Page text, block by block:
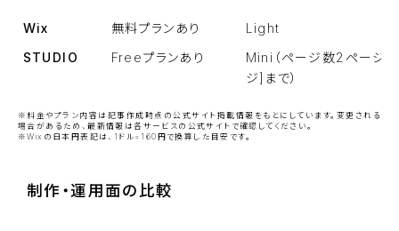
Wix 無料プランあり
Light
STUDIO
Freeプランあり
Mini（ページ数2ページ[
ジ]まで）
※料金やプラン内容は記事作成時点の公式サイト掲載情報をもとにしています。変更される
場合があるため、最新情報は各サービスの公式サイトで確認してください。
※Wixの日本円表記は、1ドル=160円で換算した目安です。
制作・運用面の比較